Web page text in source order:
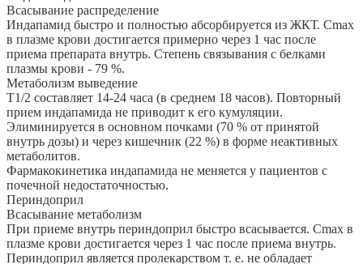
Всасывание распределение
Индапамид быстро и полностью абсорбируется из ЖКТ. Сmaх
в плазме крови достигается примерно через 1 час после
приема препарата внутрь. Степень связывания с белками
плазмы крови - 79 %.
Метаболизм выведение
Т1/2 составляет 14-24 часа (в среднем 18 часов). Повторный
прием индапамида не приводит к его кумуляции.
Элиминируется в основном почками (70 % от принятой
внутрь дозы) и через кишечник (22 %) в форме неактивных
метаболитов.
Фармакокинетика индапамида не меняется у пациентов с
почечной недостаточностью.
Периндоприл
Всасывание метаболизм
При приеме внутрь периндоприл быстро всасывается. Сmах в
плазме крови достигается через 1 час после приема внутрь.
Периндоприл является пролекарством т. е. не обладает